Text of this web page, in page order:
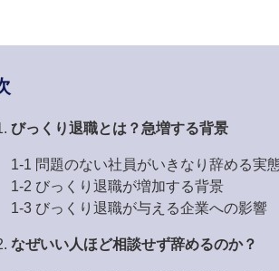
びっくり退職とは？急増する背景
1-1 問題のない社員がいきなり辞める実
1-2 びっくり退職が増加する背景
1-3 びっくり退職が与える企業への影響
なぜいい人ほど相談せず辞めるのか？